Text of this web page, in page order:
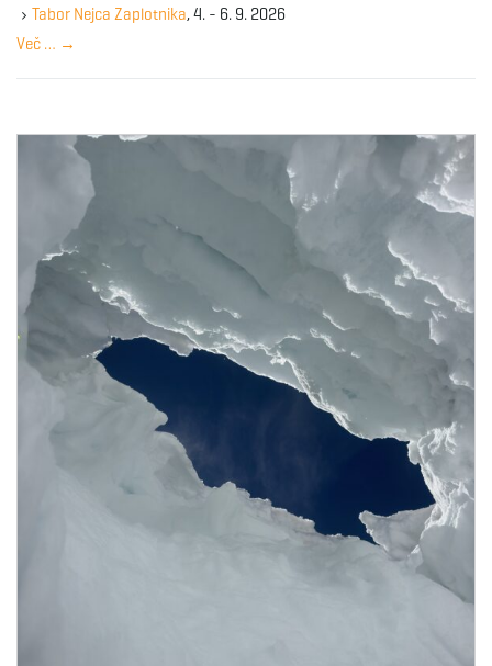
y
w
r
Tabor Nejca Zaplotnika, 4. - 6. 9. 2026
Več … →